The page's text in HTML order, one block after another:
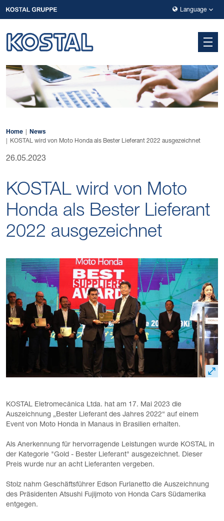
Zur Hauptnavigation springen
Zum Hauptinhalt springen
Zur Fußzeile der Seite springen
Language
Home
News
KOSTAL wird von Moto Honda als Bester Lieferant 2022 ausgezeichnet
26.05.2023
KOSTAL wird von Moto
Honda als Bester Lieferant
2022 ausgezeichnet
KOSTAL Eletromecânica Ltda. hat am 17. Mai 2023 die
Auszeichnung „Bester Lieferant des Jahres 2022“ auf einem
Event von Moto Honda in Manaus in Brasilien erhalten.
Als Anerkennung für hervorragende Leistungen wurde KOSTAL in
der Kategorie "Gold - Bester Lieferant" ausgezeichnet. Dieser
Preis wurde nur an acht Lieferanten vergeben.
Stolz nahm Geschäftsführer Edson Furlanetto die Auszeichnung
des Präsidenten Atsushi Fujijmoto von Honda Cars Südamerika
entgegen.